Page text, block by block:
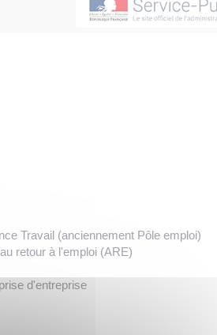
Travail (anciennement Pôle emploi)
retour à l'emploi (ARE)
d'entreprise